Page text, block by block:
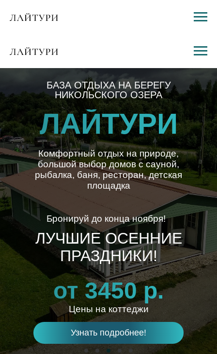
ЛАЙТУРИ
БАЗА ОТДЫХА НА БЕРЕГУ
НИКОЛЬСКОГО ОЗЕРА
ЛУЧШИЕ ОСЕННИЕ
ПРАЗДНИКИ!
Комфортный отдых на природе,
большой выбор домов с сауной,
рыбалка, баня, ресторан, детская
площадка
Узнать подробнее!
Бронируй до конца ноября!
от 3450 р.
Цены на коттеджи